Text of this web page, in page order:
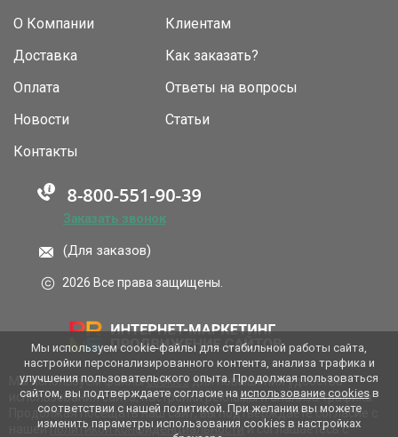
О Компании
Доставка
Оплата
Новости
Клиентам
Как заказать?
Ответы на вопросы
Статьи
Контакты
Заказать звонок
(Для заказов)
2026 Все права защищены.
Мы используем файлыcookies для повышения удобства
использования сайта, настройки рекламы и анализа трафика.
Продолжая посещать наш сайт, вы подтверждаете согласие с
нашейполитикой конфиденциальностии соглашаетесь с
Мы используем cookie-файлы для стабильной работы сайта,
настройки персонализированного контента, анализа трафика и
улучшения пользовательского опыта. Продолжая пользоваться
сайтом, вы подтверждаете согласие на использование cookiesв
соответствии с нашей политикой. При желании вы можете
изменить параметры использования cookies в настройках